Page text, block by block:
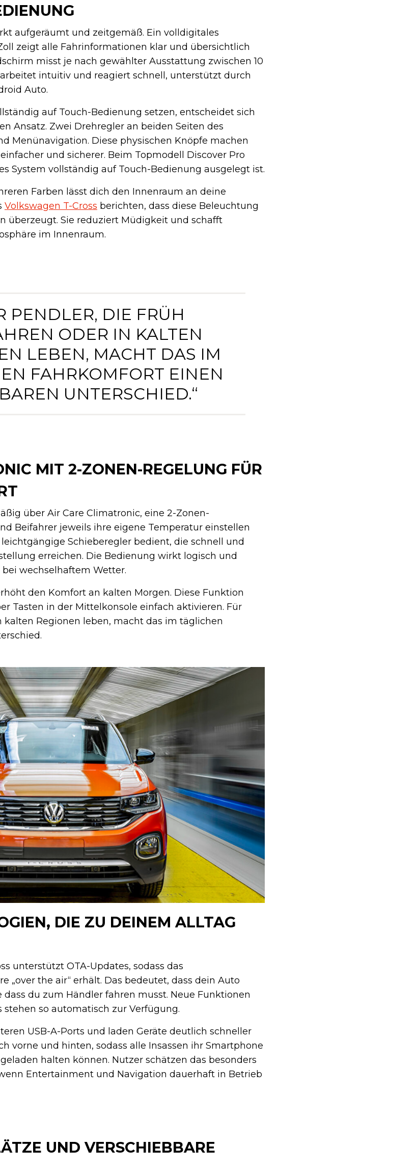
aufgeräumt und zeitgemäß. Ein volldigitales
zeigt alle Fahrinformationen klar und übersichtlich
misst je nach gewählter Ausstattung zwischen 10
arbeitet intuitiv und reagiert schnell, unterstützt durch
Auto.
auf Touch-Bedienung setzen, entscheidet sich
Ansatz. Zwei Drehregler an beiden Seiten des
Menünavigation. Diese physischen Knöpfe machen
und sicherer. Beim Topmodell Discover Pro
System vollständig auf Touch-Bedienung ausgelegt ist.
Farben lässt dich den Innenraum an deine
Volkswagen T-Cross berichten, dass diese Beleuchtung
überzeugt. Sie reduziert Müdigkeit und schafft
im Innenraum.
PENDLER, DIE FRÜH
ODER IN KALTEN
LEBEN, MACHT DAS IM
FAHRKOMFORT EINEN
UNTERSCHIED.“
MIT 2-ZONEN-REGELUNG FÜR
über Air Care Climatronic, eine 2-Zonen-
Beifahrer jeweils ihre eigene Temperatur einstellen
Schieberegler bedient, die schnell und
erreichen. Die Bedienung wirkt logisch und
wechselhaftem Wetter.
den Komfort an kalten Morgen. Diese Funktion
Tasten in der Mittelkonsole einfach aktivieren. Für
kalten Regionen leben, macht das im täglichen
DIE ZU DEINEM ALLTAG
unterstützt OTA-Updates, sodass das
„over the air“ erhält. Das bedeutet, dass dein Auto
du zum Händler fahren musst. Neue Funktionen
stehen so automatisch zur Verfügung.
USB-A-Ports und laden Geräte deutlich schneller
vorne und hinten, sodass alle Insassen ihr Smartphone
halten können. Nutzer schätzen das besonders
Entertainment und Navigation dauerhaft in Betrieb
UND VERSCHIEBBARE